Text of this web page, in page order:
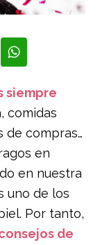
siempre
comidas
de compras…
en
en nuestra
uno de los
Por tanto,
de